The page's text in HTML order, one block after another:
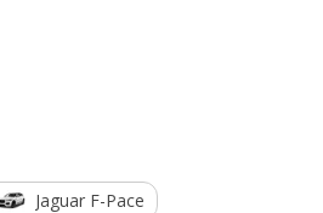
Jaguar F-Pace